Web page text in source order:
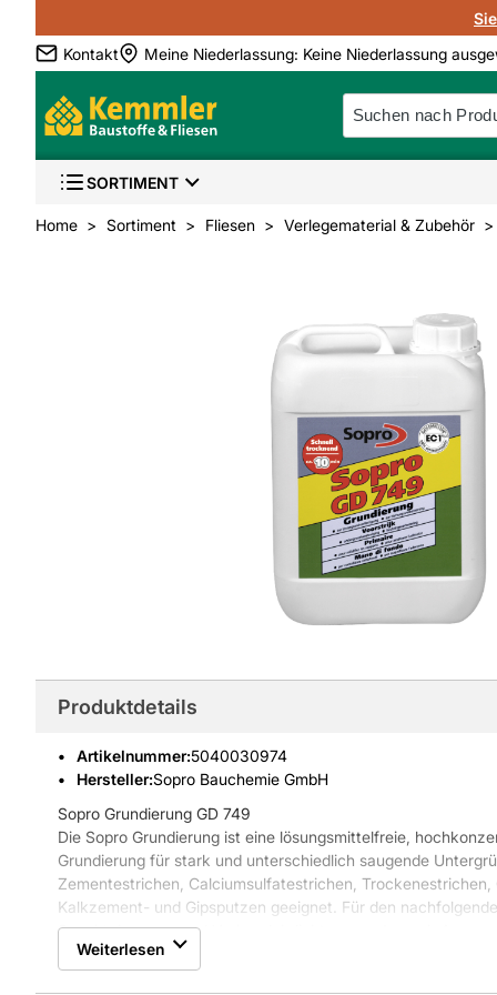
Kontakt
Meine Niederlassung: Keine Niederlassung
SORTIMENT
Home Sortiment Fliesen Verlegematerial & Zubehör
Produktdetails
Artikelnummer:5040030974
Hersteller:Sopro Bauchemie GmbH
Sopro Grundierung GD 749
Die Sopro Grundierung ist eine lösungsmittelfreie,
Grundierung für stark und unterschiedlich saugende
Zementestrichen, Calciumsulfatestrichen, Trockenestrichen,
Kalkzement- und Gipsputzen geeignet. Für den
Spachtelmassen und Verbundabdichtungen. Je nach
gipsgebundenen Untergründen unverdünnt verwenden.
Eigenschaften Sopro Grundierung GD 749:
Weiterlesen